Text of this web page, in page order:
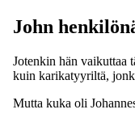
John
Jotenkin hän vaikuttaa
kuin karikatyyriltä,
Mutta kuka oli